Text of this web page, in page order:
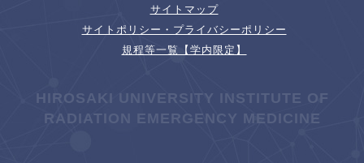
サイトマップ
サイトポリシー・プライバシーポリシー
規程等一覧【学内限定】
HIROSAKI UNIVERSITY INSTITUTE OF
RADIATION EMERGENCY MEDICINE